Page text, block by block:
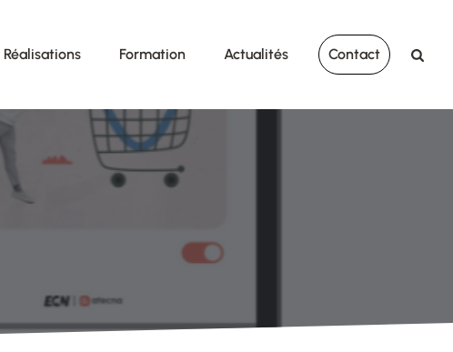
Réalisations Formation Actualités Contact